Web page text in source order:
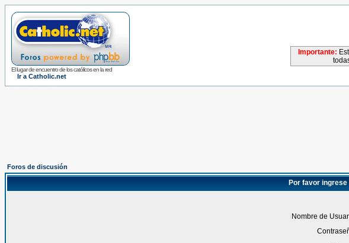
El lugar de encuentro de los católicos en la red
Ir a Catholic.net
Importante:
Foros de discusión
Por favor
Nombre de